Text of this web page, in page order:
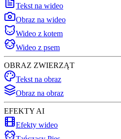
Tekst na wideo
Obraz na wideo
Wideo z kotem
Wideo z psem
OBRAZ ZWIERZĄT
Tekst na obraz
Obraz na obraz
EFEKTY AI
Efekty wideo